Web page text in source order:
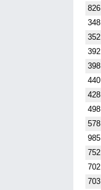
826
348
352
392
398
440
428
498
578
985
752
702
703